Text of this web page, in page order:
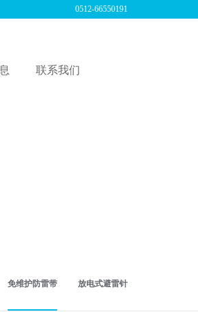
0512-66550191
联系我们
免维护防雷带 放电式避雷针